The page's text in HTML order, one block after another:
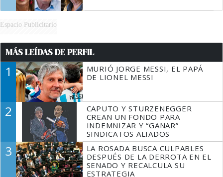
Espacio Publicitario
MÁS LEÍDAS DE PERFIL
1
MURIÓ JORGE MESSI, EL PAPÁ
DE LIONEL MESSI
2
CAPUTO Y STURZENEGGER
CREAN UN FONDO PARA
INDEMNIZAR Y “GANAR”
SINDICATOS ALIADOS
3
LA ROSADA BUSCA CULPABLES
DESPUÉS DE LA DERROTA EN EL
SENADO Y RECALCULA SU
ESTRATEGIA